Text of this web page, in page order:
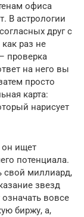
офиса
В астрологии
друг с
раз не
проверка
на него вы
просто
карта:
нарисует
он ищет
потенциала.
свой миллиард,
звезд
вовсе
биржу, а,